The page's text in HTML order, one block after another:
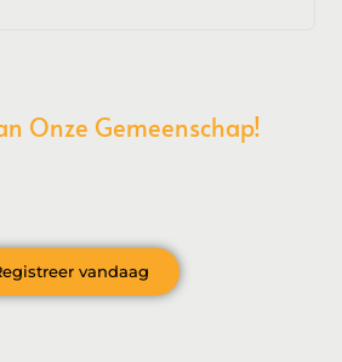
Onze Gemeenschap!
vandaag